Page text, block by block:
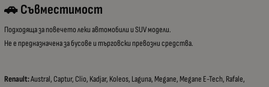
🚗 Съвместимост
Подходяща за повечето леки автомобили и SUV модели.
Не е предназначена за бусове и търговски превозни средства.
Renault:Austral, Captur, Clio, Kadjar, Koleos, Laguna, Megane, Megane E-Tech, Rafale,